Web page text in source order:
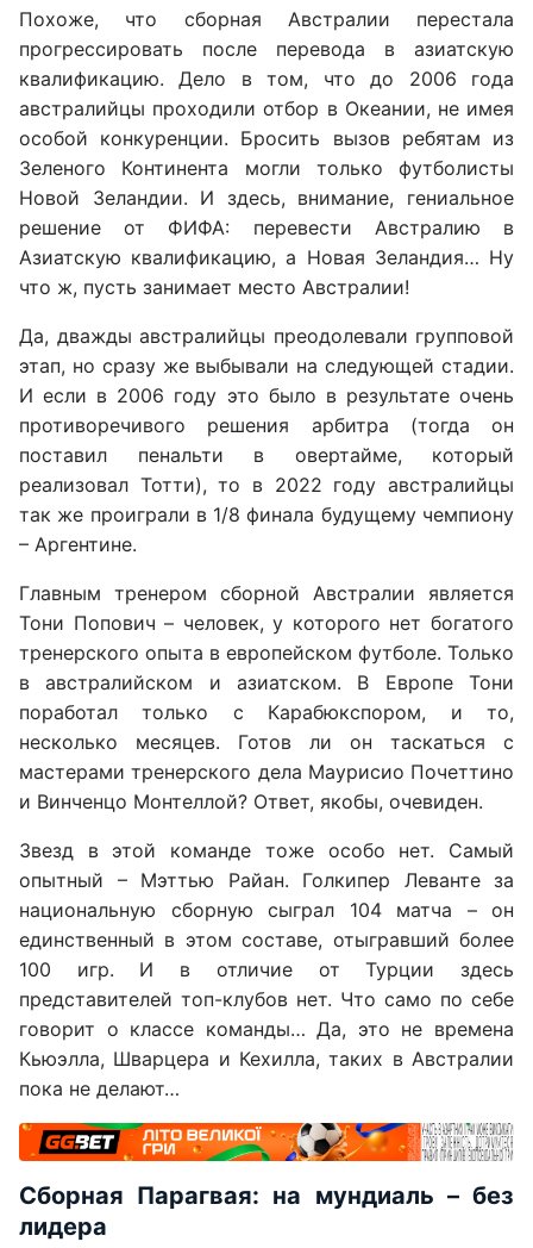
Похоже, что сборная Австралии перестала
прогрессировать после перевода в азиатскую
квалификацию. Дело в том, что до 2006 года
австралийцы проходили отбор в Океании, не имея
особой конкуренции. Бросить вызов ребятам из
Зеленого Континента могли только футболисты
Новой Зеландии. И здесь, внимание, гениальное
решение от ФИФА: перевести Австралию в
Азиатскую квалификацию, а Новая Зеландия… Ну
что ж, пусть занимает место Австралии!
Да, дважды австралийцы преодолевали групповой
этап, но сразу же выбывали на следующей стадии.
И если в 2006 году это было в результате очень
противоречивого решения арбитра (тогда он
поставил пенальти в овертайме, который
реализовал Тотти), то в 2022 году австралийцы
так же проиграли в 1/8 финала будущему чемпиону
– Аргентине.
Главным тренером сборной Австралии является
Тони Попович – человек, у которого нет богатого
тренерского опыта в европейском футболе. Только
в австралийском и азиатском. В Европе Тони
поработал только с Карабюкспором, и то,
несколько месяцев. Готов ли он таскаться с
мастерами тренерского дела Маурисио Почеттино
и Винченцо Монтеллой? Ответ, якобы, очевиден.
Звезд в этой команде тоже особо нет. Самый
опытный – Мэттью Райан. Голкипер Леванте за
национальную сборную сыграл 104 матча – он
единственный в этом составе, отыгравший более
100 игр. И в отличие от Турции здесь
представителей топ-клубов нет. Что само по себе
говорит о классе команды… Да, это не времена
Кьюэлла, Шварцера и Кехилла, таких в Австралии
пока не делают…
Сборная Парагвая: на мундиаль – без
лидера